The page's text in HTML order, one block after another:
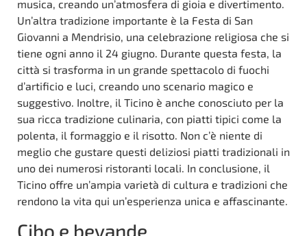
musica, creando un’atmosfera di gioia e divertimento.
Un’altra tradizione importante è la Festa di San
Giovanni a Mendrisio, una celebrazione religiosa che si
tiene ogni anno il 24 giugno. Durante questa festa, la
città si trasforma in un grande spettacolo di fuochi
d’artificio e luci, creando uno scenario magico e
suggestivo. Inoltre, il Ticino è anche conosciuto per la
sua ricca tradizione culinaria, con piatti tipici come la
polenta, il formaggio e il risotto. Non c’è niente di
meglio che gustare questi deliziosi piatti tradizionali in
uno dei numerosi ristoranti locali. In conclusione, il
Ticino offre un’ampia varietà di cultura e tradizioni che
rendono la vita qui un’esperienza unica e affascinante.
Cibo e bevande